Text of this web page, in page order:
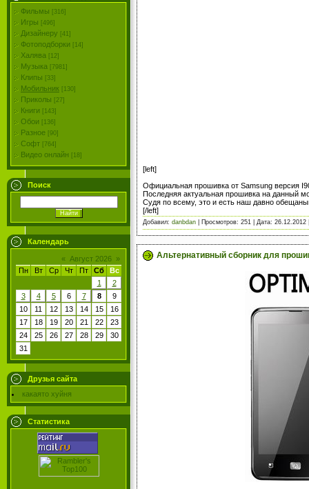
Фильмы
[316]
Игры [496]
Дизайнеру [41]
Фотоподборки [14]
Халява [12]
Музыка [7981]
Клипы [33]
Мобильник [130]
Приколы [27]
Книги [143]
Обои [136]
Разное [90]
Софт [764]
Видео онлайн [18]
Поиск
Календарь
« Август 2026 »
Пн
Вт Ср Чт Пт Сб
Вс
1
2
3
4 5 6 7 8
9
10
11 12 13 14 15
16
17
18 19 20 21 22
23
24
25 26 27 28 29
30
31
Друзья сайта
какаято хуйня
Статистика
[left]
Официальная прошивка от Samsung версия
Последняя актуальная прошивка на данный
Судя по всему, это и есть наш давно
[/left]
Добавил: danbdan | Просмотров: 251 | Дата: 26.12.2012
Альтернативный сборник для